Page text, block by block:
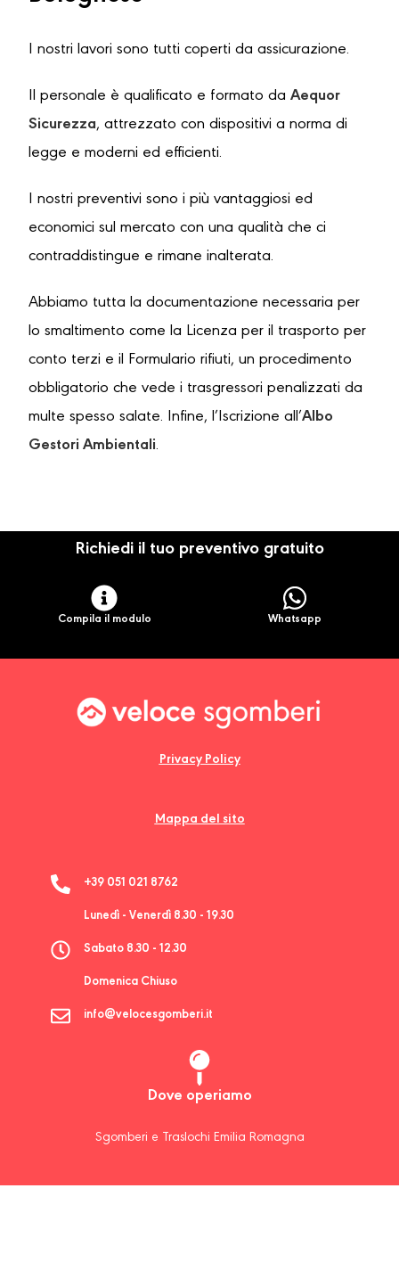
I nostri lavori sono tutti coperti da assicurazione.
Il personale è qualificato e formato da Aequor
Sicurezza, attrezzato con dispositivi a norma di
legge e moderni ed efficienti.
I nostri preventivi sono i più vantaggiosi ed
economici sul mercato con una qualità che ci
contraddistingue e rimane inalterata.
Abbiamo tutta la documentazione necessaria per
lo smaltimento come la Licenza per il trasporto per
conto terzi e il Formulario rifiuti, un procedimento
obbligatorio che vede i trasgressori penalizzati da
multe spesso salate. Infine, l’Iscrizione all’Albo
Gestori Ambientali.
Richiedi il tuo preventivo gratuito
Compila il modulo Whatsapp
Privacy Policy
Mappa del sito
+39 051 021 8762
Lunedì - Venerdì 8.30 - 19.30
Sabato 8.30 - 12.30
Domenica Chiuso
info@velocesgomberi.it
Dove operiamo
Sgomberi e Traslochi Emilia Romagna